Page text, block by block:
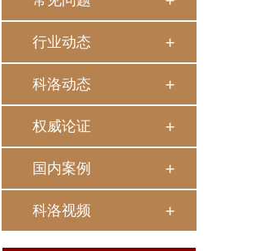
行业动态
科洛动态
权威论证
国内案例
科洛视频